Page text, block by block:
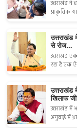
उत्तराखंड
प्राकृतिक
उत्तराखंड
से रोज...
उत्तराखंड
रहा है एक
उत्तराखंड
खिलाफ
उत्तराखंड में
अगुवाई में